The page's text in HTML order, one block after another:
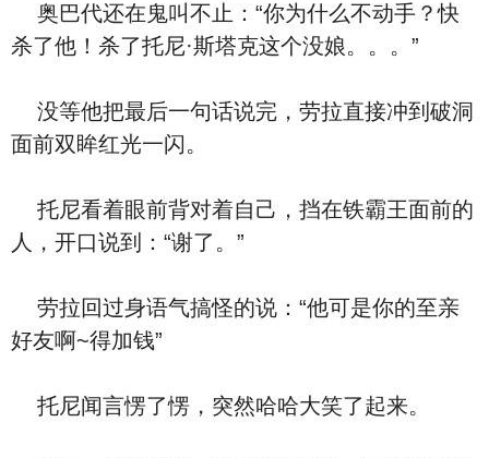
奥巴代还在鬼叫不止：“你为什么不动手？快
杀了他！杀了托尼·斯塔克这个没娘。。。”
没等他把最后一句话说完，劳拉直接冲到破洞
面前双眸红光一闪。
托尼看着眼前背对着自己，挡在铁霸王面前的
人，开口说到：“谢了。”
劳拉回过身语气搞怪的说：“他可是你的至亲
好友啊~得加钱”
托尼闻言愣了愣，突然哈哈大笑了起来。